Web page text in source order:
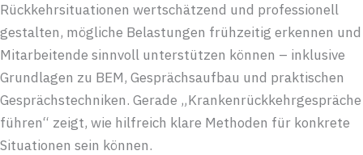
Rückkehrsituationen wertschätzend und professionell
gestalten, mögliche Belastungen frühzeitig erkennen und
Mitarbeitende sinnvoll unterstützen können – inklusive
Grundlagen zu BEM, Gesprächsaufbau und praktischen
Gesprächstechniken. Gerade „Krankenrückkehrgespräche
führen“ zeigt, wie hilfreich klare Methoden für konkrete
Situationen sein können.